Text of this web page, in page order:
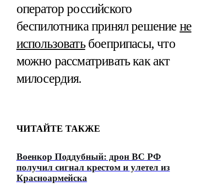
оператор российского
беспилотника принял решение не
использоватьбоеприпасы, что
можно рассматривать как акт
милосердия.
ЧИТАЙТЕ ТАКЖЕ
Военкор Поддубный: дрон ВС РФ
получил сигнал крестом и улетел из
Красноармейска